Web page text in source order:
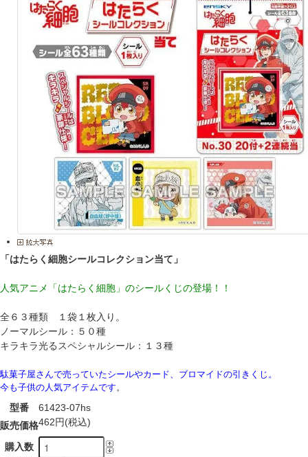
「はたらく細胞シールコレクション当て」
人気アニメ「はたらく細胞」のシールくじの登場！！
全６３種類 １袋１枚入り。
ノーマルシール：５０種
キラキラ光るスペシャルシール：１３種
駄菓子屋さんで売っていたシールやカード、ブロマイドの引きくじ。
今も子供の人気アイテムです 。
型番
61423-07hs
販売価格462円(税込)
購入数